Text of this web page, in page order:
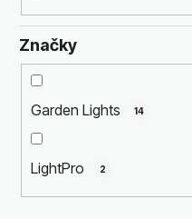
e
pZnačky
Garden Lights 14
LightPro 2